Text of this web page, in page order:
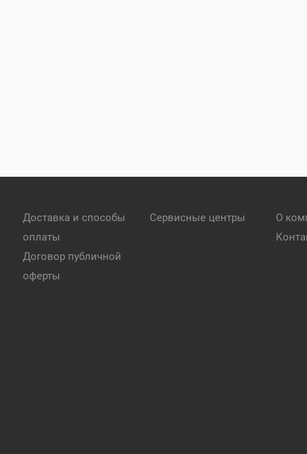
Доставка и способы
оплаты
Договор публичной
оферты
Сервисные центры
О